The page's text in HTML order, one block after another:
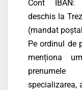
Cont IBAN:
deschis la
(mandat
Pe ordinul de
menționa
specializarea,